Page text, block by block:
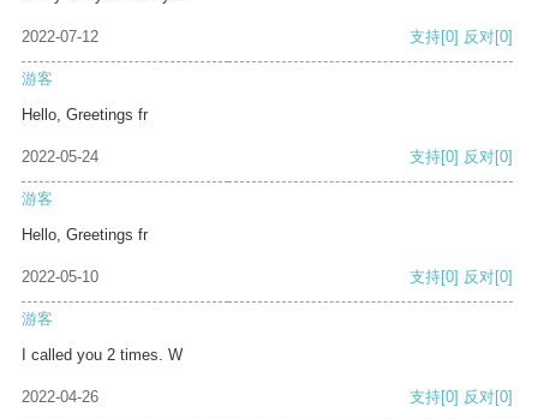
2022-07-12 支持[0] 反对[0]
游客
Hello, Greetings fr
2022-05-24 支持[0] 反对[0]
游客
Hello, Greetings fr
2022-05-10 支持[0] 反对[0]
游客
I called you 2 times. W
2022-04-26 支持[0] 反对[0]